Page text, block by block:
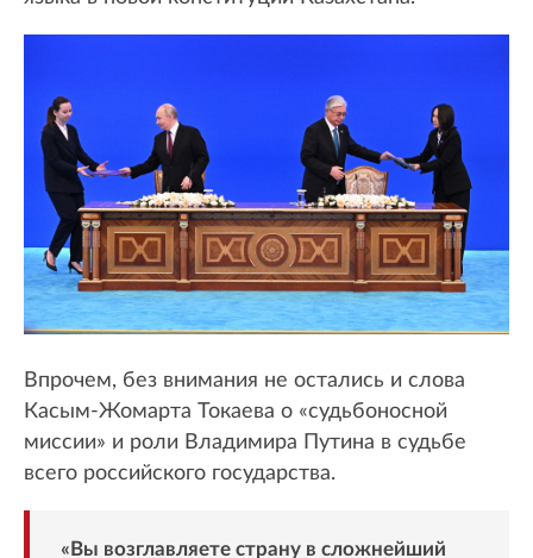
Впрочем, без внимания не остались и слова
Касым-Жомарта Токаева о «судьбоносной
миссии» и роли Владимира Путина в судьбе
всего российского государства.
«Вы возглавляете страну в сложнейший